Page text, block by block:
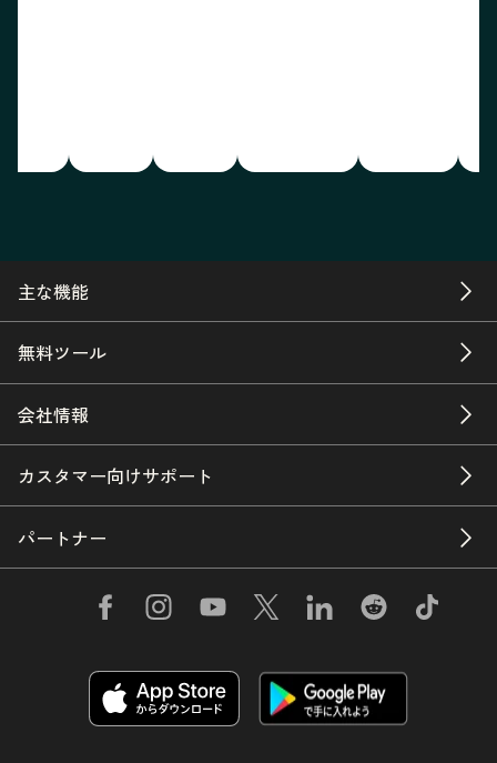
主な機能
無料ツール
会社情報
カスタマー向けサポート
パートナー